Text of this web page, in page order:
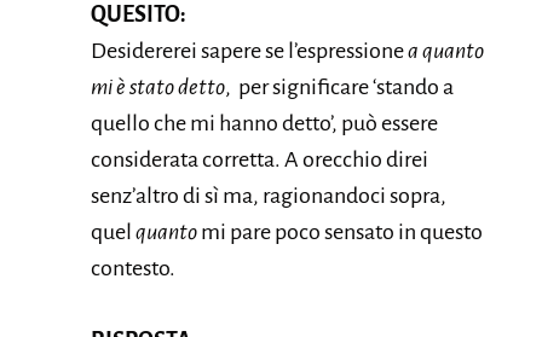
QUESITO:
Desidererei sapere se l’espressionea quanto
mi è stato detto, per significare ‘stando a
quello che mi hanno detto’, può essere
considerata corretta. A orecchio direi
senz’altro di sì ma, ragionandoci sopra,
quel quanto mi pare poco sensato in questo
contesto.